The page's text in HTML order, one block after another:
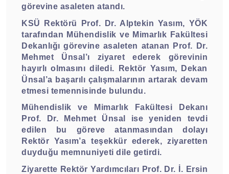
görevine asaleten atandı.
KSÜ Rektörü Prof. Dr. Alptekin Yasım, YÖK
tarafından Mühendislik ve Mimarlık Fakültesi
Dekanlığı görevine asaleten atanan Prof. Dr.
Mehmet Ünsal’ı ziyaret ederek görevinin
hayırlı olmasını diledi. Rektör Yasım, Dekan
Ünsal’a başarılı çalışmalarının artarak devam
etmesi temennisinde bulundu.
Mühendislik ve Mimarlık Fakültesi Dekanı
Prof. Dr. Mehmet Ünsal ise yeniden tevdi
edilen bu göreve atanmasından dolayı
Rektör Yasım’a teşekkür ederek, ziyaretten
duyduğu memnuniyeti dile getirdi.
Ziyarette Rektör Yardımcıları Prof. Dr. İ. Ersin